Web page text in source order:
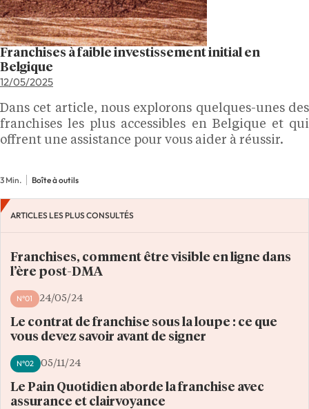
Franchises à faible investissement initial en
Belgique
12/05/2025
Dans cet article, nous explorons quelques-unes des
franchises les plus accessibles en Belgique et qui
offrent une assistance pour vous aider à réussir.
3 Min. Boîte à outils
ARTICLES LES PLUS CONSULTÉS
Franchises, comment être visible en ligne dans
l’ère post-DMA
N°01 24/05/24
Le contrat de franchise sous la loupe : ce que
vous devez savoir avant de signer
N°02 05/11/24
Le Pain Quotidien aborde la franchise avec
assurance et clairvoyance